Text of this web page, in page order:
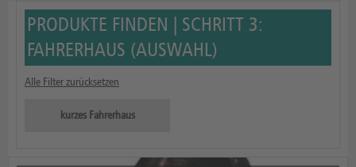
PRODUKTE FINDEN | SCHRITT 3:
FAHRERHAUS (AUSWAHL)
Alle Filter zurücksetzen
kurzes Fahrerhaus